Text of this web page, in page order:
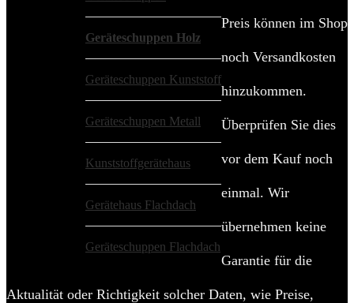
Geräteschuppen Holz
Geräteschuppen Kunststoff
Geräteschuppen Metall
Kunststoffgerätehaus
Gerätehaus Flachdach
Geräteschuppen Flachdach
Preis können im Shop
noch Versandkosten
hinzukommen.
Überprüfen Sie dies
vor dem Kauf noch
einmal. Wir
übernehmen keine
Garantie für die
Aktualität oder Richtigkeit solcher Daten, wie Preise,